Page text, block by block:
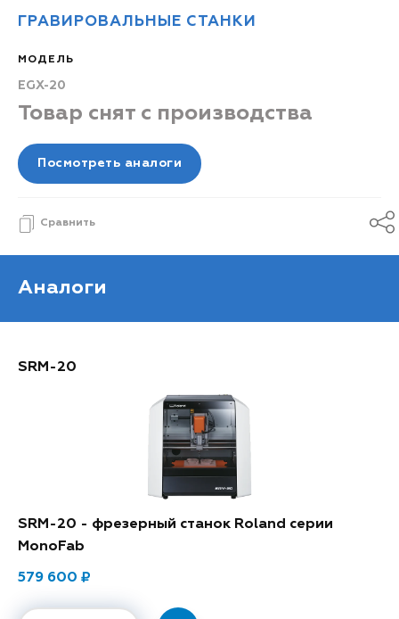
ГРАВИРОВАЛЬНЫЕ СТАНКИ
МОДЕЛЬ
EGX-20
Товар снят с производства
Посмотреть аналоги
Сравнить
Аналоги
SRM-20
SRM-20 - фрезерный станок Roland серии
MonoFab
579 600